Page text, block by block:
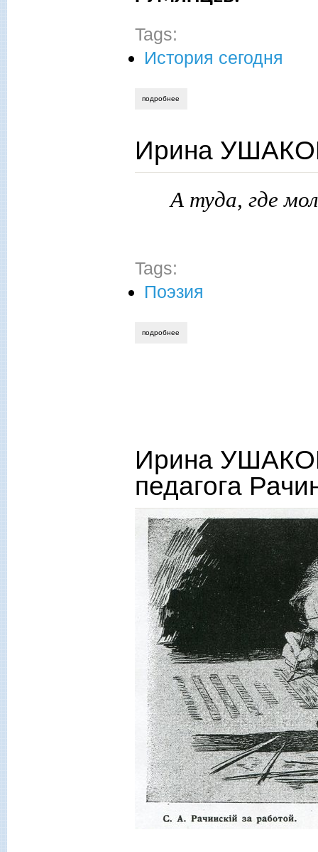
Tags:
История сегодня
подробнее
Ирина
А туда, где
Tags:
Поэзия
подробнее
Ирина
педагога